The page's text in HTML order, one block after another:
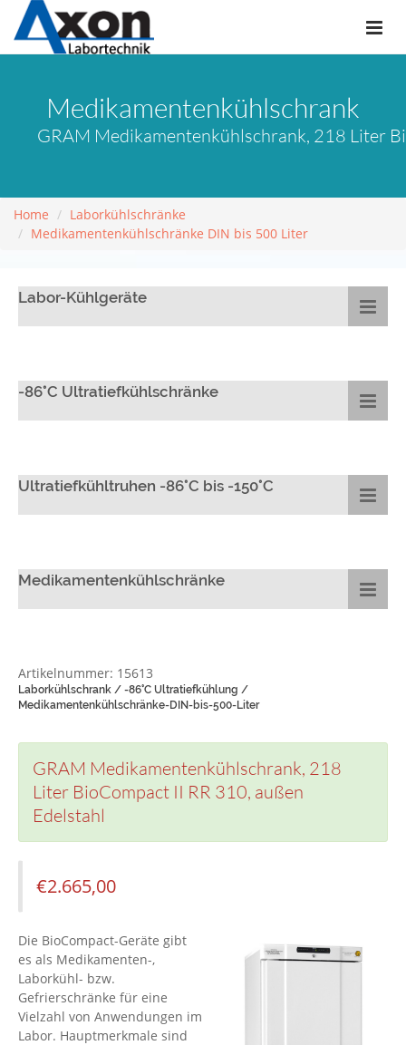
Medikamentenkühlschrank
GRAM Medikamentenkühlschrank, 218 Liter
Home
Laborkühlschränke
Medikamentenkühlschränke DIN bis 500 Liter
Labor-Kühlgeräte
-86°C Ultratiefkühlschränke
Ultratiefkühltruhen -86°C bis -150°C
Medikamentenkühlschränke
Artikelnummer: 15613
Laborkühlschrank / -86°C Ultratiefkühlung /
Medikamentenkühlschränke-DIN-bis-500-Liter
GRAM Medikamentenkühlschrank, 218
Liter BioCompact II RR 310, außen
Edelstahl
€2.665,00
Die BioCompact-Geräte gibt
es als Medikamenten-,
Laborkühl- bzw.
Gefrierschränke für eine
Vielzahl von Anwendungen im
Labor. Hauptmerkmale sind